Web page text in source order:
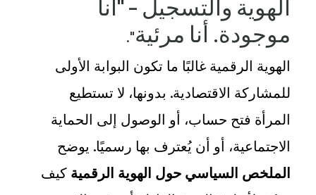
الهوية والتسجيل – "أنا
موجودة. أنا مرئية."
الهوية الرقمية غالبًا ما تكون البوابة الأولى
للمشاركة الاقتصادية. بدونها، لا تستطيع
المرأة فتح حساب، أو الوصول إلى الحماية
الاجتماعية، أو أن يُعترف بها رسميًا. يوضح
الملخص السياسي حول الهوية الرقميةكيف